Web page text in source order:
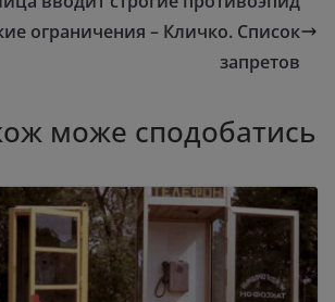
ограничения – Кличко. Список
запретов
може сподобатись